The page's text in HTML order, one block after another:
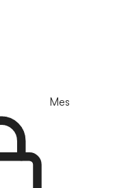
Mes